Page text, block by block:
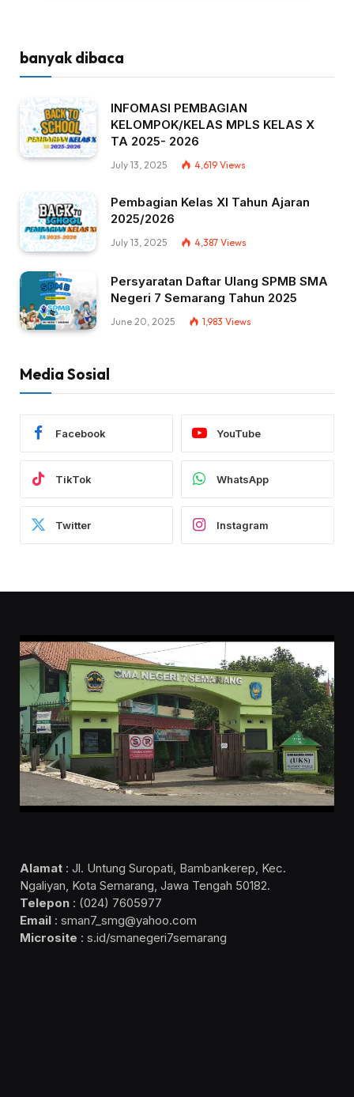
banyak dibaca
INFOMASI PEMBAGIAN
KELOMPOK/KELAS MPLS KELAS X
TA 2025- 2026
July 13, 2025 4,619 Views
Pembagian Kelas XI Tahun Ajaran
2025/2026
July 13, 2025 4,387 Views
Persyaratan Daftar Ulang SPMB SMA
Negeri 7 Semarang Tahun 2025
June 20, 2025 1,983 Views
Media Sosial
Facebook YouTube
TikTok WhatsApp
Twitter Instagram
Alamat : Jl. Untung Suropati, Bambankerep, Kec.
Ngaliyan, Kota Semarang, Jawa Tengah 50182.
Telepon : (024) 7605977
Email : sman7_smg@yahoo.com
Microsite : s.id/smanegeri7semarang